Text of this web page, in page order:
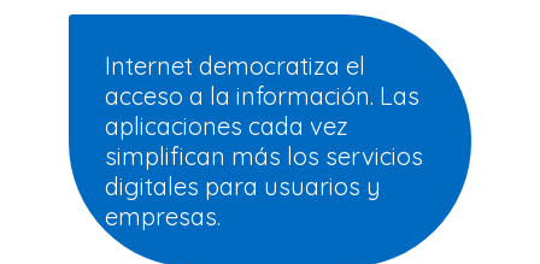
Internet democratiza el
acceso a la información. Las
aplicaciones cada vez
simplifican más los servicios
digitales para usuarios y
empresas.